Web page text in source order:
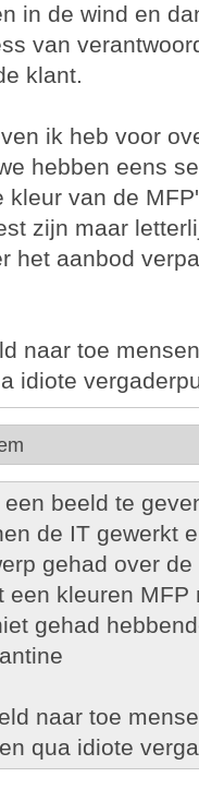
in de wind en
van
klant.
ik heb voor
hebben eens
kleur van de
zijn maar
het aanbod
naar toe
idiote
een beeld te
de IT gewerkt
gehad over
een kleuren
gehad
naar toe
qua idiote